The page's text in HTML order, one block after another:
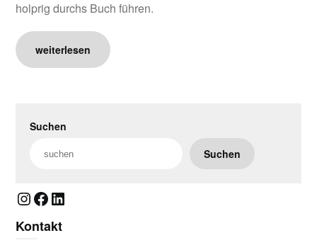
holprig durchs Buch führen.
weiterlesen
Suchen
Suchen
Instagram
Facebook
LinkedIn
Kontakt